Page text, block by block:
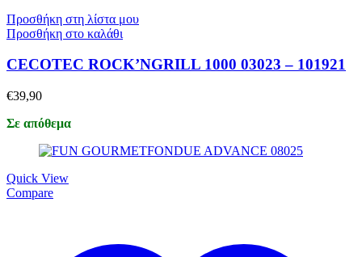
Προσθήκη στη λίστα μου
Προσθήκη στο καλάθι
CECOTEC ROCK’NGRILL 1000 03023 – 101921
€39,90
Σε απόθεμα
Quick View
Compare